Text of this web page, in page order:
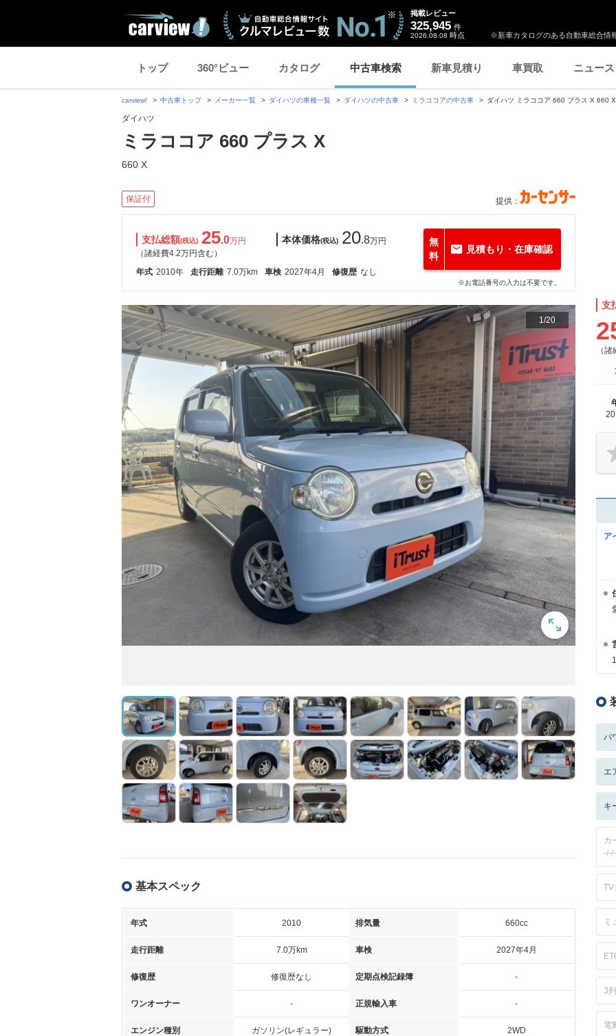
※新車カタログのある自動車総合情
掲載レビュー
325,945 件
2026.08.08 時点
トップ 360°ビュー カタログ 中古車検索 新車見積り 車買取 ニュース
carview! 中古車トップ メーカー一覧 ダイハツの車種一覧 ダイハツの中古車 ミラココアの中古車 ダイハツ ミラココア 660 プラス X 660 X
ダイハツ
ミラココア 660 プラス X
660 X
保証付 提供：
支払総額(税込) 25.0万円
（諸経費4.2万円含む）
本体価格(税込) 20.8万円
年式 2010年 走行距離 7.0万km 車検 2027年4月 修復歴 なし
無
料
見積もり・在庫確認
※お電話番号の入力は不要です。
1/20
基本スペック
年式 2010 排気量 660cc
走行距離 7.0万km 車検 2027年4月
修復歴 修復歴なし 定期点検記録簿 -
ワンオーナー - 正規輸入車 -
エンジン種別 ガソリン(レギュラー) 駆動方式 2WD
支
（
ア
パ
エ
キ
カ
ミ
3
電